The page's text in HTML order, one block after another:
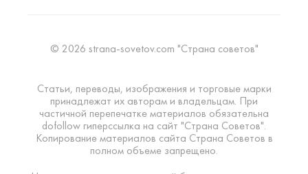
© 2026 strana-sovetov.com "Страна советов"
Статьи, переводы, изображения и торговые марки
принадлежат их авторам и владельцам. При
частичной перепечатке материалов обязательна
dofollow гиперссылка на сайт "Страна Советов".
Копирование материалов сайта Страна Советов в
полном объеме запрещено.